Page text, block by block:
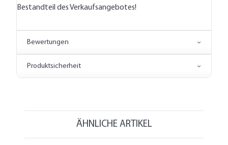
Bestandteil des Verkaufsangebotes!
Bewertungen
Produktsicherheit
ÄHNLICHE ARTIKEL